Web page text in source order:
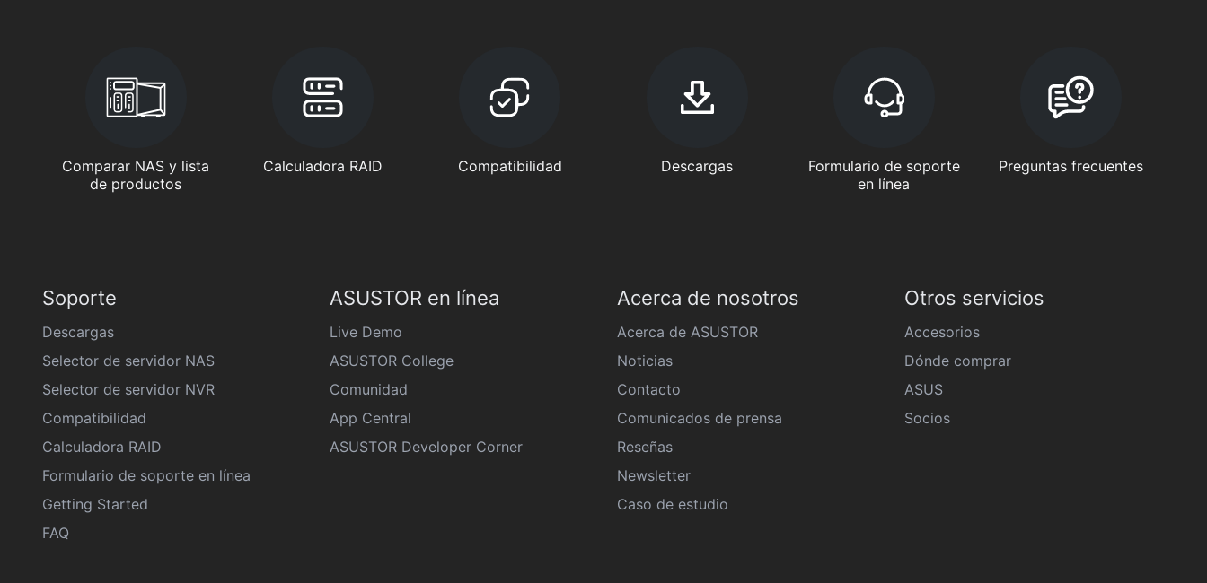
Comparar NAS y lista
de productos
Calculadora RAID Compatibilidad Descargas
Formulario de soporte
en línea
Preguntas frecuentes
Soporte
Descargas
Selector de servidor NAS
Selector de servidor NVR
Compatibilidad
Calculadora RAID
Formulario de soporte en línea
Getting Started
FAQ
ASUSTOR en línea
Live Demo
ASUSTOR College
Comunidad
App Central
ASUSTOR Developer Corner
Acerca de nosotros
Acerca de ASUSTOR
Noticias
Contacto
Comunicados de prensa
Reseñas
Newsletter
Caso de estudio
Otros servicios
Accesorios
Dónde comprar
ASUS
Socios